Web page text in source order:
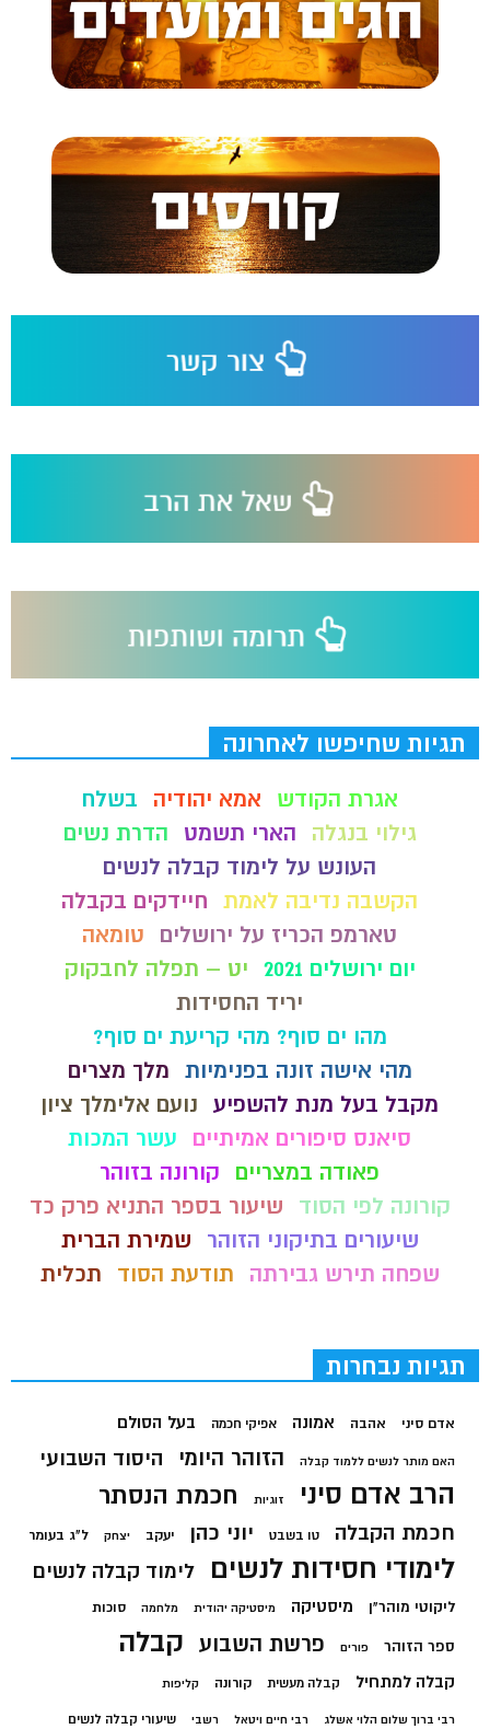
תגיות שחיפשו לאחרונה
אגרת הקודש אמא יהודיה
בשלח
גילוי בנגלה
הארי תשמט
הדרת נשים
העונש על לימוד קבלה לנשים
הקשבה נדיבה לאמת חיידקים בקבלה
טארמפ הכריז על ירושלים
טומאה
יום ירושלים 2021
יט – תפלה לחבקוק
יריד החסידות
מהו ים סוף? מהי קריעת ים סוף?
מהי אישה זונה בפנימיות מלך מצרים
מקבל בעל מנת להשפיע נועם אלימלך ציון
סיאנס סיפורים אמיתיים
עשר המכות
פאודה במצריים
קורונה בזוהר
קורונה לפי הסוד
שיעור בספר התניא פרק כד
שיעורים בתיקוני הזוהר
שמירת הברית
שפחה תירש גבירתה
תודעת הסוד תכלית
תגיות נבחרות
אדם סיני אהבה אמונה אפיקי חכמה בעל הסולם
האם מותר לנשים ללמוד קבלה הזוהר היומי היסוד השבועי
הרב אדם סיני זוגיות חכמת הנסתר
חכמת הקבלה טו בשבט יוני כהן יעקב יצחק ל"ג בעומר
לימודי חסידות לנשים לימוד קבלה לנשים
ליקוטי מוהר"ן מיסטיקה מיסטיקה יהודית מלחמה סוכות
ספר הזוהר פורים פרשת השבוע קבלה
קבלה למתחיל קבלה מעשית קורונה קליפות
רבי ברוך שלום הלוי אשלג רבי חיים ויטאל רשבי שיעורי קבלה לנשים